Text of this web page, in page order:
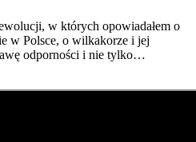
w których opowiadałem o
w Polsce, o wilkakorze i jej
odporności i nie tylko…